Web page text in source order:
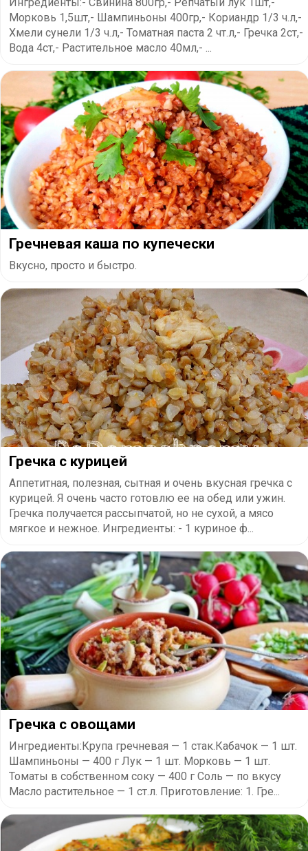
Морковь 1,5шт,- Шампиньоны 400гр,- Кориандр 1/3 ч.л,-
Хмели сунели 1/3 ч.л,- Томатная паста 2 чт.л,- Гречка 2ст,-
Вода 4ст,- Растительное масло 40мл,- ...
Гречневая каша по купечески
Вкусно, просто и быстро.
Гречка с курицей
Аппетитная, полезная, сытная и очень вкусная гречка с
курицей. Я очень часто готовлю ее на обед или ужин.
Гречка получается рассыпчатой, но не сухой, а мясо
мягкое и нежное. Ингредиенты: - 1 куриное ф...
​Гречка с овощами
Ингредиенты:Крупа гречневая — 1 стак.Кабачок — 1 шт.
Шампиньоны — 400 г Лук — 1 шт. Морковь — 1 шт.
Томаты в собственном соку — 400 г Соль — по вкусу
Масло растительное — 1 ст.л. Приготовление: 1. Гре...